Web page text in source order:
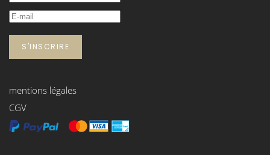
S'INSCRIRE
mentions légales
CGV